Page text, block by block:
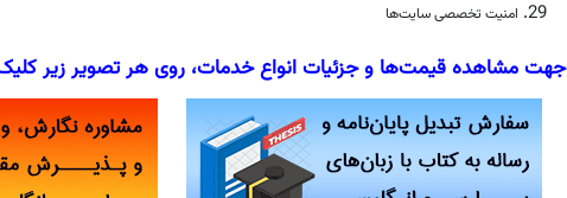
امنیت تخصصی سایت‌ها
جهت مشاهده قیمت‌ها و جزئیات انواعخدمات، روی هر تصویر زیر